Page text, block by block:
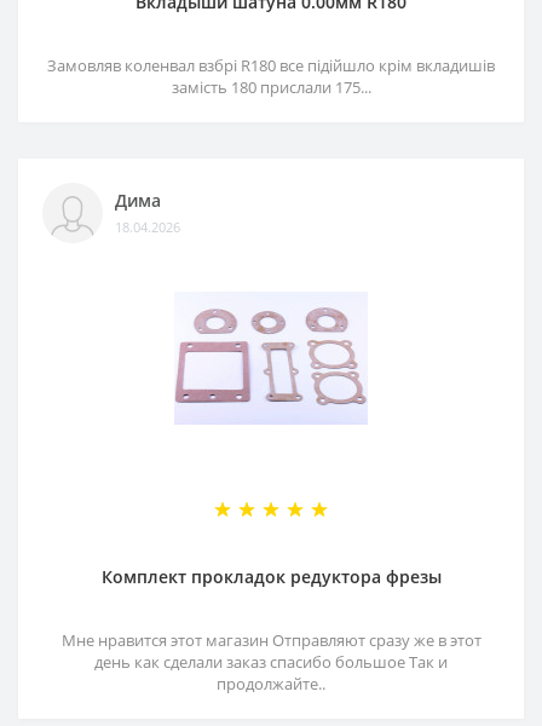
Замовляв коленвал взбрі R180 все підійшло крім вкладишів
замість 180 прислали 175...
Дима
18.04.2026
Комплект прокладок редуктора фрезы
Мне нравится этот магазин Отправляют сразу же в этот
день как сделали заказ спасибо большое Так и
продолжайте..